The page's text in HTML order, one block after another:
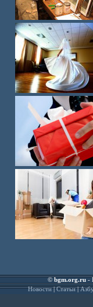
©bgm.org.ru-
Новости|Статьи|